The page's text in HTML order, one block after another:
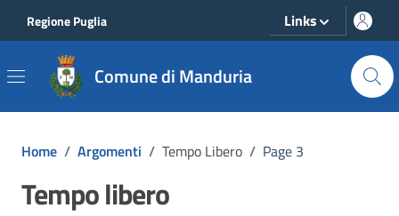
Regione Puglia Links
Comune di Manduria
Home / Argomenti / Tempo Libero / Page 3
Tempo libero